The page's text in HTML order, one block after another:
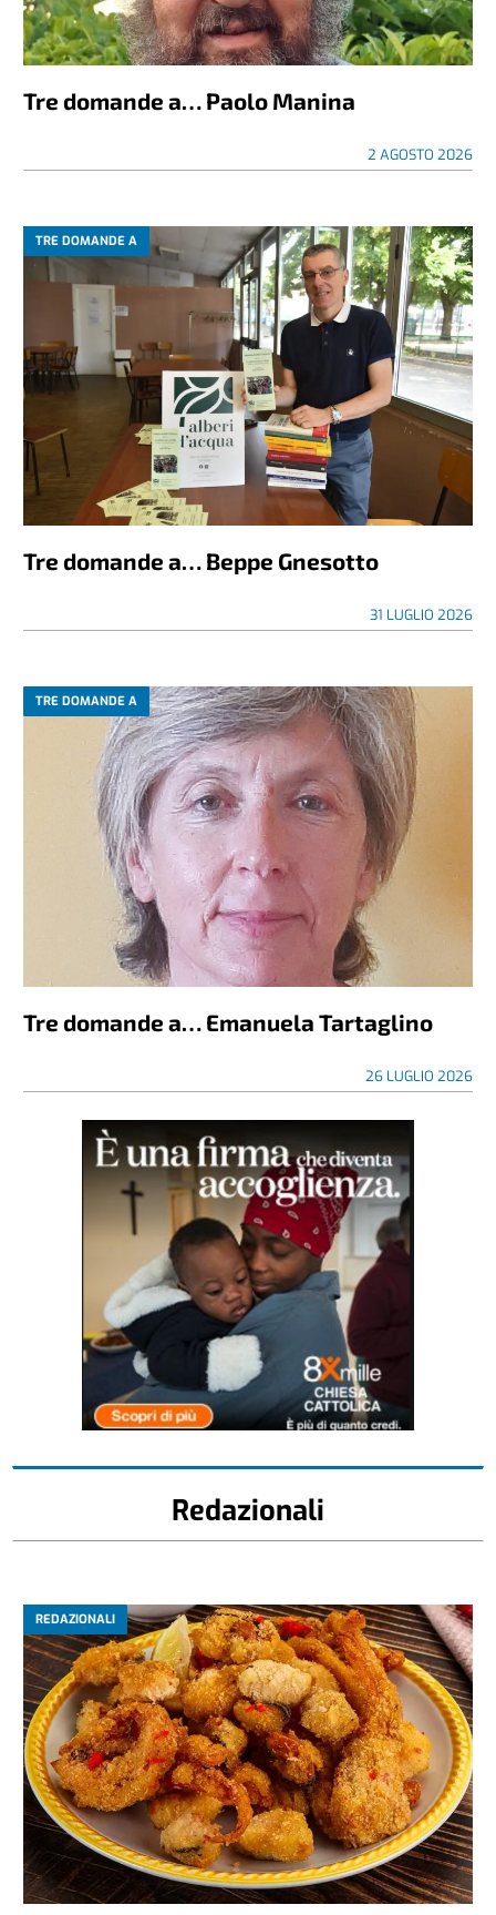
Tre domande a… Paolo Manina
2 AGOSTO 2026
TRE DOMANDE A
Tre domande a… Beppe Gnesotto
31 LUGLIO 2026
TRE DOMANDE A
Tre domande a… Emanuela Tartaglino
26 LUGLIO 2026
Redazionali
REDAZIONALI